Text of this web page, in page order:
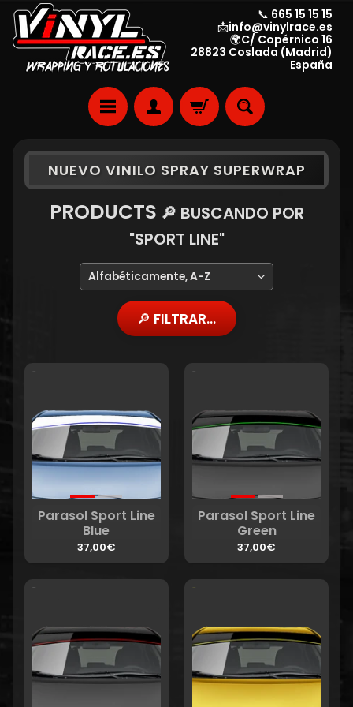
📞 665 15 15 15
📩info@vinylrace.es
🌍C/ Copérnico 16
28823 Coslada (Madrid)
España
NUEVO VINILO SPRAY SUPERWRAP
PRODUCTS 🔎 BUSCANDO POR
"SPORT LINE"
🔎 FILTRAR...
Parasol Sport Line
Blue
37,00€
Parasol Sport Line
Green
37,00€